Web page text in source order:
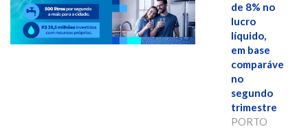
de 8% no
lucro
líquido,
em base
comparável,
no
segundo
trimestre
PORTO